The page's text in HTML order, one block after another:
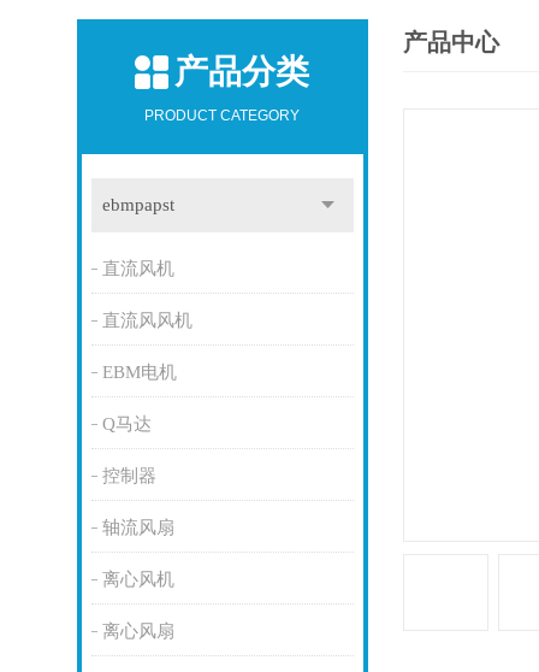
产品分类
PRODUCT CATEGORY
ebmpapst
直流风机
直流风风机
EBM电机
Q马达
控制器
轴流风扇
离心风机
离心风扇
产品中心